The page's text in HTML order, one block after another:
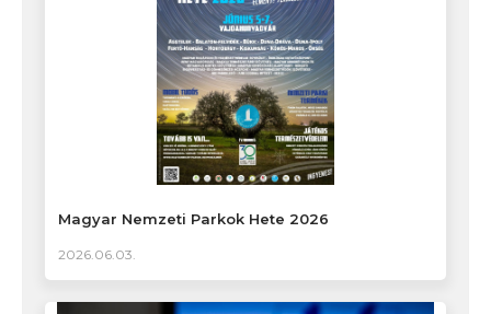
Magyar Nemzeti Parkok Hete 2026
2026.06.03.